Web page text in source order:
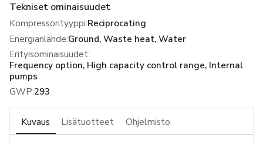
Tekniset ominaisuudet
Kompressorityyppi:Reciprocating
Energianlähde:Ground, Waste heat, Water
Erityisominaisuudet:
Frequency option, High capacity control range, Internal
pumps
GWP:293
Kuvaus Lisätuotteet Ohjelmisto